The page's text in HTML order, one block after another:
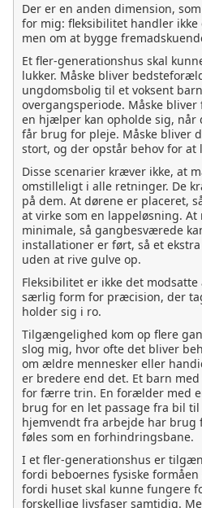
Der er en anden dimension,
for mig: fleksibilitet handler ikke
men om at bygge
Et fler-generationshus skal
lukker. Måske bliver
ungdomsbolig til et voksent
overgangsperiode. Måske
en hjælper kan opholde sig, når
får brug for pleje. Måske bliver
stort, og der opstår behov for at
Disse scenarier kræver ikke, at
omstilleligt i alle retninger. De
på dem. At dørene er placeret,
at virke som en lappeløsning.
minimale, så gangbesværede
installationer er ført, så et
uden at rive gulve op.
Fleksibilitet er ikke det
særlig form for præcision, der
holder sig i ro.
Tilgængelighed kom op flere
slog mig, hvor ofte det bliver
om ældre mennesker eller
er bredere end det. Et barn
for færre trin. En forælder med
brug for en let passage fra bil
hjemvendt fra arbejde har brug
føles som en forhindringsbane.
I et fler-generationshus er
fordi beboernes fysiske
fordi huset skal kunne fungere
forskellige livsfaser samtidig.